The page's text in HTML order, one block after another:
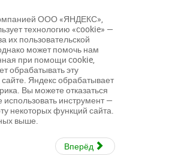
ООО «ЯНДЕКС»,
технологию «cookie» —
пользовательской
может помочь нам
при помощи cookie,
обрабатывать эту
Яндекс обрабатывает
Вы можете отказаться
инструмент —
некоторых функций сайта.
выше.
Вперёд